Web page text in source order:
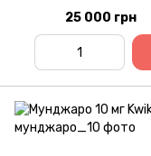
25 000 грн